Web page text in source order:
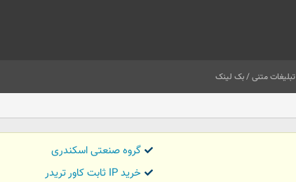
تبلیغات متنی / بک لینک
گروه صنعتی اسکندری
خرید IP ثابت کاور تریدر